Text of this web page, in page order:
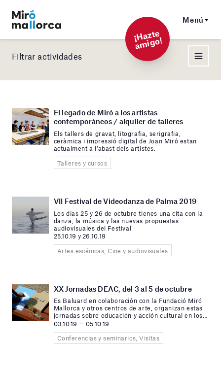
Menú
¡
Hazt
e
a
mi
g
o!
Filtrar actividades
El legado de Miró a los artistas
contemporáneos / alquiler de talleres
Els tallers de gravat, litografia, serigrafia,
ceràmica i impressió digital de Joan Miró estan
actualment a l’abast dels artistes.
Talleres y cursos
VII Festival de Videodanza de Palma 2019
Los días 25 y 26 de octubre tienes una cita con la
danza, la música y las nuevas propuestas
audiovisuales del Festival
25.10.19 y 26.10.19
Artes escénicas, Cine y audiovisuales
XX Jornadas DEAC, del 3 al 5 de octubre
Es Baluard en colaboración con la Fundació Miró
Mallorca y otros centros de arte, organizan estas
jornadas sobre educación y acción cultural en los…
03.10.19 — 05.10.19
Conferencias y seminarios, Visitas